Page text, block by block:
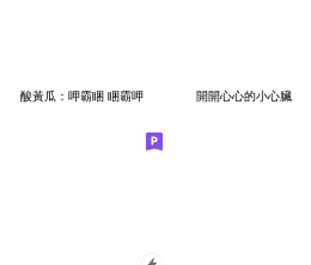
酸黃瓜：呷霸睏 睏霸呷 開開心心的小心臟